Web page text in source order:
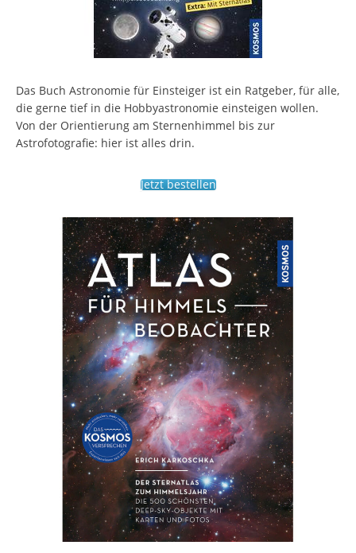
Das Buch Astronomie für Einsteiger ist ein Ratgeber, für alle,
die gerne tief in die Hobbyastronomie einsteigen wollen.
Von der Orientierung am Sternenhimmel bis zur
Astrofotografie: hier ist alles drin.
Jetzt bestellen